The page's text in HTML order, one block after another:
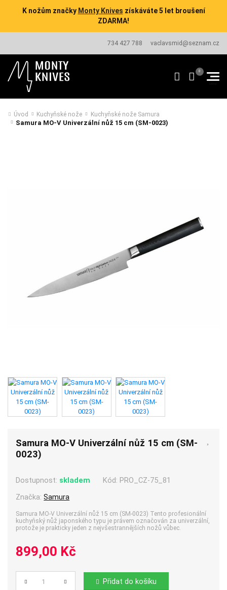
K nožům značky Monty Knives získáváte 5 let broušení
ZDARMA!
734 427 788 vaclavsmid@seznam.cz
Úvod Kuchyňské nože Kuchyňské nože Samura
Samura MO-V Univerzální nůž 15 cm (SM-0023)
Samura MO-V Univerzální nůž 15 cm (SM-
0023)
Dostupnost: skladem Kód: PRO_CZ-75_81
Značka:Samura
Samura MO-V Univerzální nůž 15 cm (SM-0023) Tento profesionální
kuchyňský nůž japonského typu je právem označován za univerzální,
protože je prakticky jeden z nejvšestrannějších nožů vůbec.
899,00 Kč
Počet Přidat do košíku